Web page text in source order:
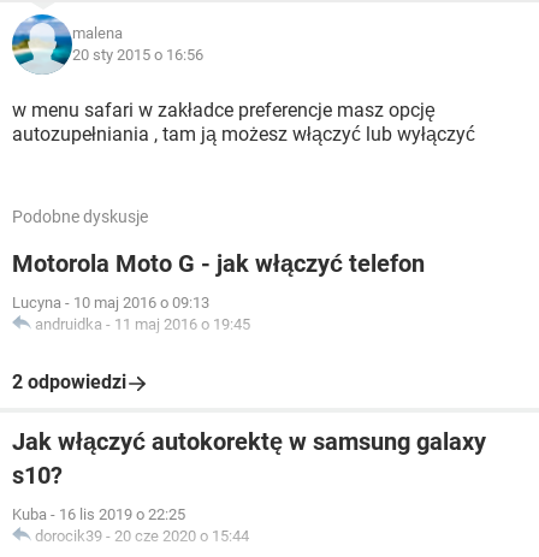
malena
20 sty 2015 o 16:56
w menu safari w zakładce preferencje masz opcję
autozupełniania , tam ją możesz włączyć lub wyłączyć
Podobne dyskusje
Motorola Moto G - jak włączyć telefon
Lucyna - 10 maj 2016 o 09:13
andruidka - 11 maj 2016 o 19:45
2 odpowiedzi
Jak włączyć autokorektę w samsung galaxy
s10?
Kuba - 16 lis 2019 o 22:25
dorocik39 - 20 cze 2020 o 15:44